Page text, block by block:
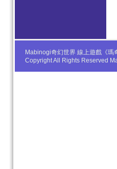
Mabinogi奇幻世界 線上遊戲《
Copyright All Rights Reserved